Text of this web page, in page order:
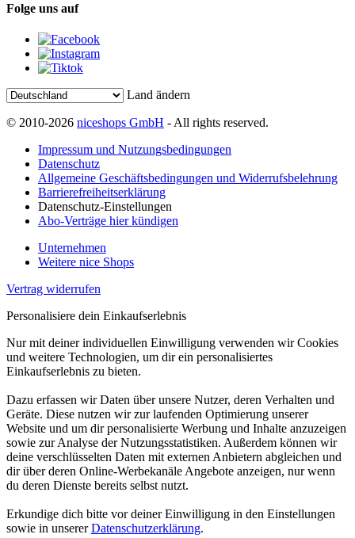
Folge uns auf
Land ändern
© 2010-2026 niceshops GmbH - All rights reserved.
Impressum und Nutzungsbedingungen
Datenschutz
Allgemeine Geschäftsbedingungen und Widerrufsbelehrung
Barrierefreiheitserklärung
Datenschutz-Einstellungen
Abo-Verträge hier kündigen
Unternehmen
Weitere nice Shops
Vertrag widerrufen
Personalisiere dein Einkaufserlebnis
Nur mit deiner individuellen Einwilligung verwenden wir Cookies
und weitere Technologien, um dir ein personalisiertes
Einkaufserlebnis zu bieten.
Dazu erfassen wir Daten über unsere Nutzer, deren Verhalten und
Geräte. Diese nutzen wir zur laufenden Optimierung unserer
Website und um dir personalisierte Werbung und Inhalte anzuzeigen
sowie zur Analyse der Nutzungsstatistiken. Außerdem können wir
deine verschlüsselten Daten mit externen Anbietern abgleichen und
dir über deren Online-Werbekanäle Angebote anzeigen, nur wenn
du deren Dienste bereits selbst nutzt.
Erkundige dich bitte vor deiner Einwilligung in den Einstellungen
sowie in unsererDatenschutzerklärung.